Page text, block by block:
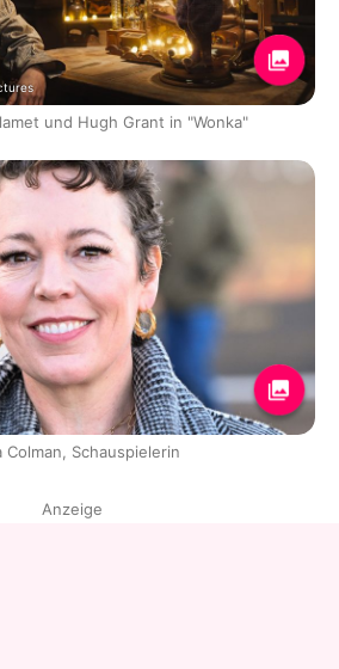
und Hugh Grant in "Wonka"
Colman, Schauspielerin
Anzeige